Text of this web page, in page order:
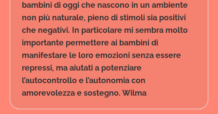
bambini di oggi che nascono in un ambiente
non più naturale, pieno di stimoli sia positivi
che negativi. In particolare mi sembra molto
importante permettere ai bambini di
manifestare le loro emozioni senza essere
repressi, ma aiutati a potenziare
l’autocontrollo e l’autonomia con
amorevolezza e sostegno. Wilma